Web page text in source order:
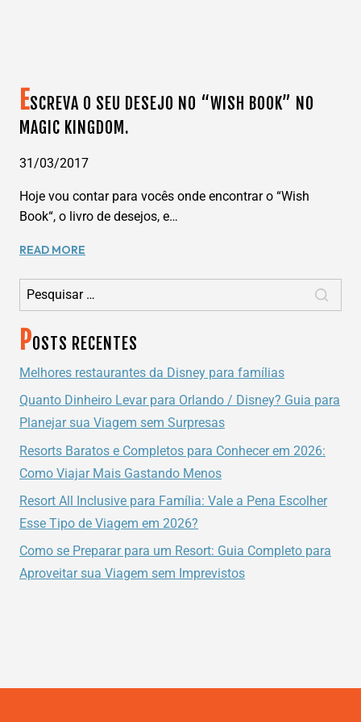
ESCREVA O SEU DESEJO NO “WISH BOOK” NO
MAGIC KINGDOM.
31/03/2017
Hoje vou contar para vocês onde encontrar o “Wish
Book“, o livro de desejos, e…
READ MORE
SEU
DESEJO
“WISH
BOOK”
NO
KINGDOM.
Pesquisar por:
POSTS RECENTES
Melhores restaurantes da Disney para famílias
Quanto Dinheiro Levar para Orlando / Disney? Guia para
Planejar sua Viagem sem Surpresas
Resorts Baratos e Completos para Conhecer em 2026:
Como Viajar Mais Gastando Menos
Resort All Inclusive para Família: Vale a Pena Escolher
Esse Tipo de Viagem em 2026?
Como se Preparar para um Resort: Guia Completo para
Aproveitar sua Viagem sem Imprevistos